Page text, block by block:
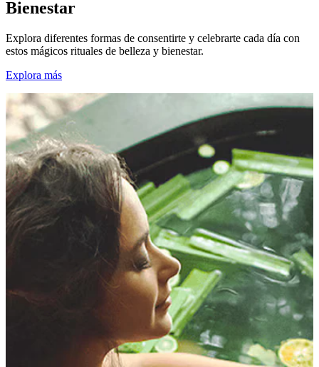
Bienestar
Explora diferentes formas de consentirte y celebrarte cada día con
estos mágicos rituales de belleza y bienestar.
Explora más